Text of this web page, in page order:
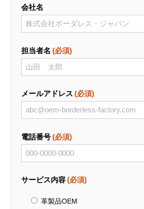
会社名
担当者名 (必須)
メールアドレス (必須)
電話番号 (必須)
サービス内容 (必須)
革製品OEM